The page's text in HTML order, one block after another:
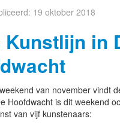
19 oktober 2018
Kunstlijn in
van november vindt
Hoofdwacht is dit weekend
van vijf kunstenaars: